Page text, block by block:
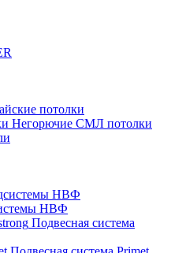
потолки
Негорючие СМЛ потолки
НВФ
Подвесная система